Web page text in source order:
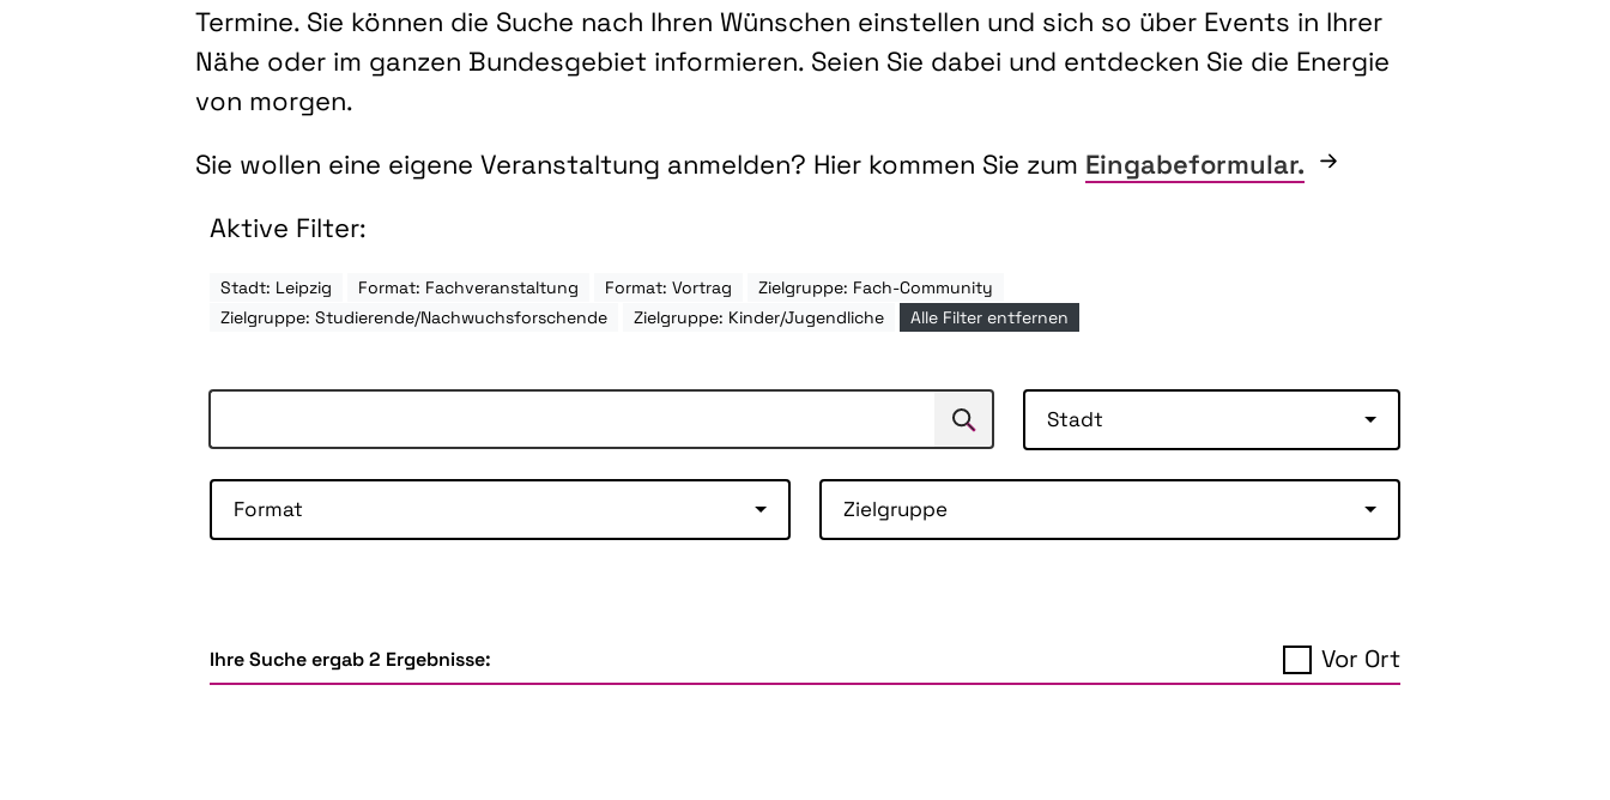
Termine. Sie können die Suche nach Ihren Wünschen einstellen und sich so über Events in Ihrer
Nähe oder im ganzen Bundesgebiet informieren. Seien Sie dabei und entdecken Sie die Energie
von morgen.
Sie wollen eine eigene Veranstaltung anmelden? Hier kommen Sie zum Eingabeformular.
Aktive Filter:
Stadt: Leipzig Format: Fachveranstaltung Format: Vortrag
Zielgruppe: Fach-Community
Zielgruppe: Studierende/Nachwuchsforschende
Zielgruppe: Kinder/Jugendliche Alle Filter entfernen
Suchen Stadt
Format Zielgruppe
Ihre Suche ergab 2 Ergebnisse: Vor Ort